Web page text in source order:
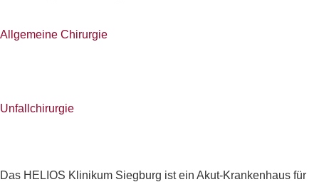
Allgemeine Chirurgie
Unfallchirurgie
Das HELIOS Klinikum Siegburg ist ein Akut-Krankenhaus für